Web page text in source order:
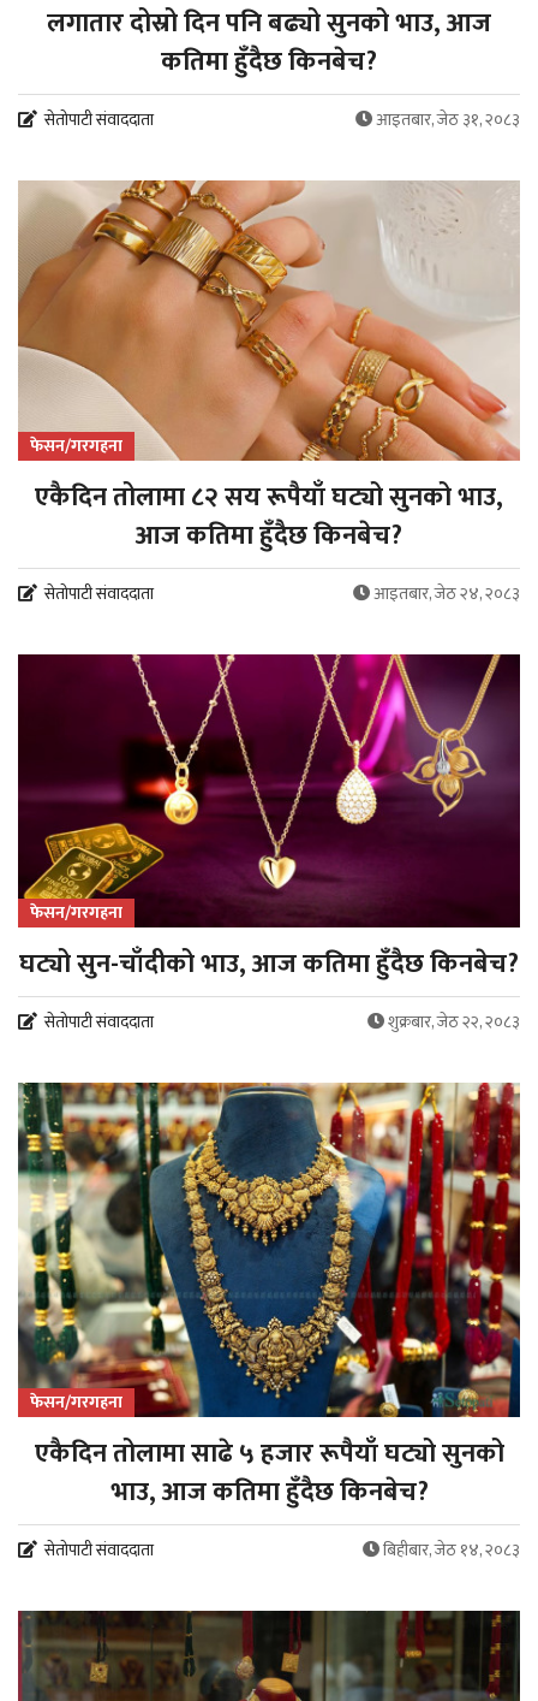
लगातार दोस्रो दिन पनि बढ्यो सुनको भाउ, आज
कतिमा हुँदैछ किनबेच?
सेतोपाटी संवाददाता आइतबार, जेठ ३१, २०८३
फेसन/गरगहना
एकैदिन तोलामा ८२ सय रूपैयाँ घट्यो सुनको भाउ,
आज कतिमा हुँदैछ किनबेच?
सेतोपाटी संवाददाता आइतबार, जेठ २४, २०८३
फेसन/गरगहना
घट्यो सुन-चाँदीको भाउ, आज कतिमा हुँदैछ किनबेच?
सेतोपाटी संवाददाता शुक्रबार, जेठ २२, २०८३
फेसन/गरगहना
एकैदिन तोलामा साढे ५ हजार रूपैयाँ घट्यो सुनको
भाउ, आज कतिमा हुँदैछ किनबेच?
सेतोपाटी संवाददाता बिहीबार, जेठ १४, २०८३